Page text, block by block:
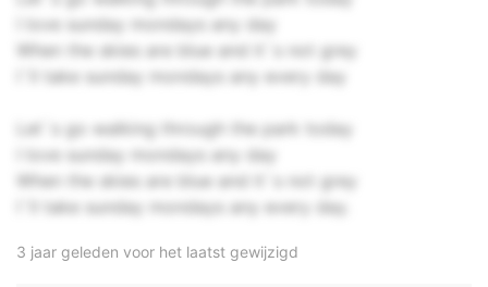
I love sunday mondays any day
When the skies are blue and it`s not grey
I`ll take sunday mondays any every day
Let`s go walking through the park today
I love sunday mondays any day
When the skies are blue and it`s not grey
I`ll take sunday mondays any every day.
3 jaar geleden voor het laatst gewijzigd